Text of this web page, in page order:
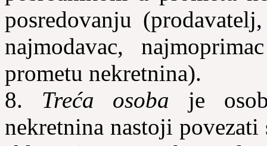
posredovanju
najmodavac,
prometu nekretnina).
8. Treća osoba je
nekretnina nastoji